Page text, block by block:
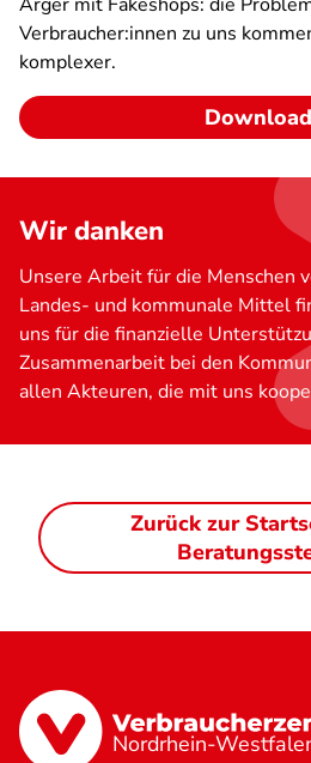
Verbraucher:innen zu uns
komplexer.
Download
Wir danken
Unsere Arbeit für die Menschen
Landes- und kommunale Mittel
uns für die finanzielle
Zusammenarbeit bei den
allen Akteuren, die mit uns
Zurück zur
Nordrhein-